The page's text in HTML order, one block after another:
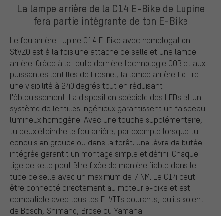
La lampe arrière de la C14 E-Bike de Lupine
fera partie intégrante de ton E-Bike
Le feu arrière Lupine C14 E-Bike avec homologation
StVZO est à la fois une attache de selle et une lampe
arrière. Grâce à la toute dernière technologie COB et aux
puissantes lentilles de Fresnel, la lampe arrière t'offre
une visibilité à 240 degrés tout en réduisant
l'éblouissement. La disposition spéciale des LEDs et un
système de lentilles ingénieux garantissent un faisceau
lumineux homogène. Avec une touche supplémentaire,
tu peux éteindre le feu arrière, par exemple lorsque tu
conduis en groupe ou dans la forêt. Une lèvre de butée
intégrée garantit un montage simple et défini. Chaque
tige de selle peut être fixée de manière fiable dans le
tube de selle avec un maximum de 7 NM. Le C14 peut
être connecté directement au moteur e-bike et est
compatible avec tous les E-VTTs courants, qu'ils soient
de Bosch, Shimano, Brose ou Yamaha.